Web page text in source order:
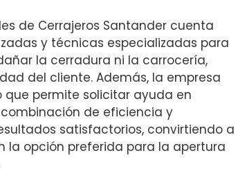
de Cerrajeros Santander cuenta
y técnicas especializadas para
la cerradura ni la carrocería,
del cliente. Además, la empresa
que permite solicitar ayuda en
de eficiencia y
satisfactorios, convirtiendo a
la opción preferida para la apertura